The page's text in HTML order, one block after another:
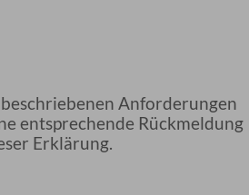
Anforderungen
entsprechende Rückmeldung
Erklärung.